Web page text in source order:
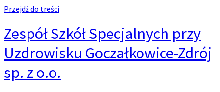
Przejdź do treści
Zespół Szkół Specjalnych przy
Uzdrowisku Goczałkowice-Zdrój
sp. z o.o.